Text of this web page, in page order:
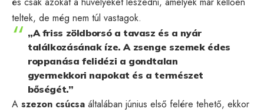
teltek, de még nem túl vastagok.
„A friss zöldborsó a tavasz és a nyár
találkozásának íze. A zsenge szemek édes
roppanása felidézi a gondtalan
gyermekkori napokat és a természet
bőségét.”
A szezon csúcsa általában június első felére tehető, ekkor